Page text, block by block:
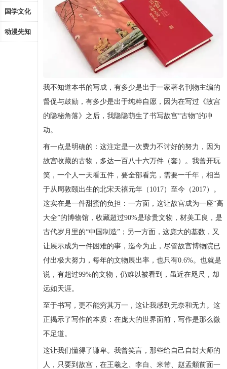
国学文化
动漫先知
我不知道本书的写成，有多少是出于一家著名刊物主编的
督促与鼓励，有多少是出于纯粹自愿，因为在写过《故宫
的隐秘角落》之后，我隐隐萌生了书写故宫“古物”的冲
动。
有一点是明确的：这注定是一次费力不讨好的努力，因为
故宫收藏的古物，多达一百八十六万件（套）。我曾开玩
笑，一个人一天看五件，要全部看完，需要一千年，相当
于从周敦颐出生的北宋天禧元年（1017）至今（2017）。
这实在是一件甜蜜的负担：一方面，这让故宫成为一座“高
大全”的博物馆，收藏超过90%是珍贵文物，材美工良，是
古代岁月里的“中国制造”；另一方面，这庞大的基数，又
让展示成为一件困难的事，迄今为止，尽管故宫博物院已
付出极大努力，每年的文物展出率，也只有0.6%。也就是
说，有超过99%的文物，仍难以被看到，虽近在咫尺，却
远如天涯。
至于书写，更不能穷其万一，这让我感到无奈和无力。这
正揭示了写作的本质：在庞大的世界面前，写作是那么微
不足道。
这让我们懂得了谦卑。我曾笑言，那些给自己自封大师的
人，只要到故宫，在王羲之、李白、米芾、赵孟頫前面一